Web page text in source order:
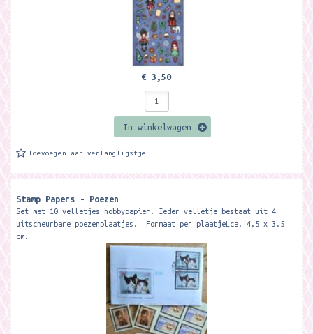
€ 3,50
In winkelwagen
Toevoegen aan verlanglijstje
Stamp Papers - Poezen
Set met 10 velletjes hobbypapier. Ieder velletje bestaat uit 4
uitscheurbare poezenplaatjes. Formaat per plaatjeLca. 4,5 x 3.5
cm.